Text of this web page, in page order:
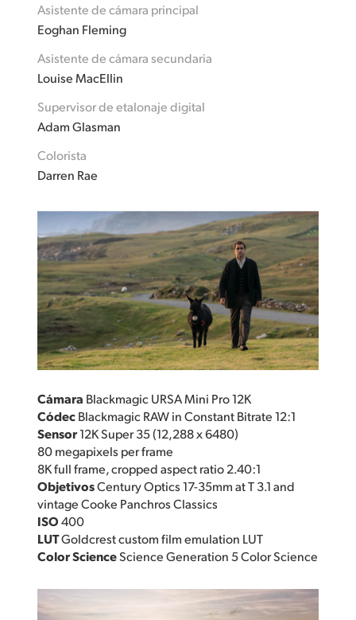
Asistente de cámara principal
Eoghan Fleming
Asistente de cámara secundaria
Louise MacEllin
Supervisor de etalonaje digital
Adam Glasman
Colorista
Darren Rae
Cámara Blackmagic URSA Mini Pro 12K
CódecBlackmagic RAW in Constant Bitrate 12:1
Sensor12K Super 35 (12,288 x 6480)
80 megapixels per frame
8K full frame, cropped aspect ratio 2.40:1
ObjetivosCentury Optics 17-35mm at T 3.1 and
vintage Cooke Panchros Classics
ISO400
LUTGoldcrest custom film emulation LUT
Color ScienceScience Generation 5 Color Science